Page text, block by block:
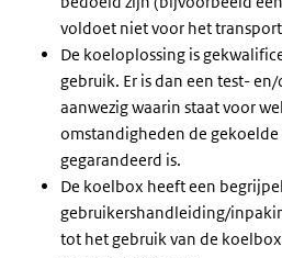
voldoet niet voor het
De koeloplossing is
gebruik. Er is dan een test-
aanwezig waarin staat voor
omstandigheden de
gegarandeerd is.
De koelbox heeft een
gebruikershandleiding/
tot het gebruik van de